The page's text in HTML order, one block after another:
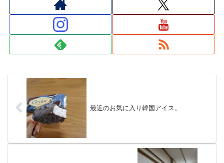
最近のお気に入り韓国アイス。